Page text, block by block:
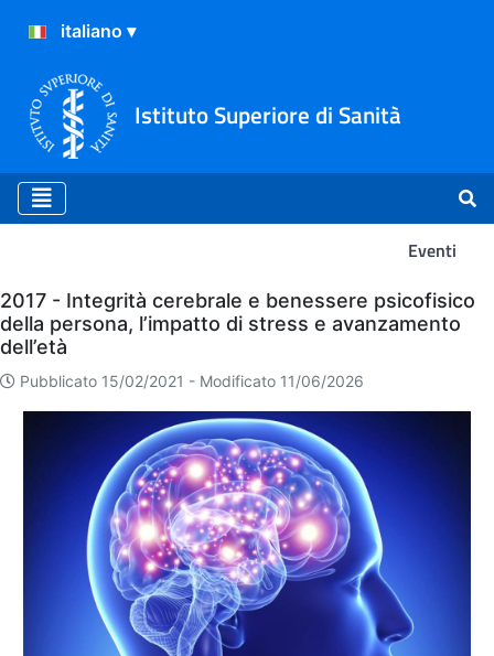
Istituto Superiore di Sanità
Eventi
Eventi
2017 - Integrità cerebrale e benessere psicofisico
della persona, l’impatto di stress e avanzamento
dell’età
Pubblicato 15/02/2021 - Modificato 11/06/2026